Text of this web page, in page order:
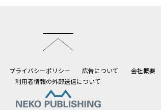
プライバシーポリシー 広告について
会社概要
利用者情報の外部送信について